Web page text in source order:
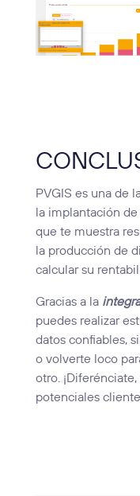
PVGIS es una de
la implantación
que te muestra
la producción de
calcular su
Gracias a la
puedes realizar
datos confiables,
o volverte loco
otro.
potenciales